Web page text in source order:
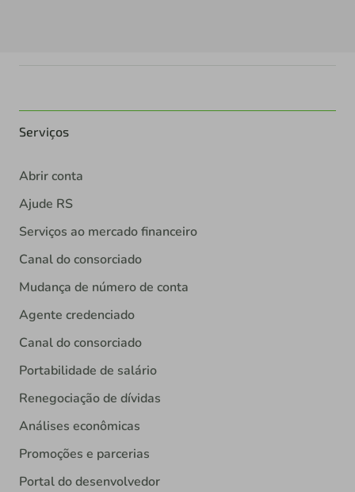
Serviços
Abrir conta
Ajude RS
Serviços ao mercado financeiro
Canal do consorciado
Mudança de número de conta
Agente credenciado
Canal do consorciado
Portabilidade de salário
Renegociação de dívidas
Análises econômicas
Promoções e parcerias
Portal do desenvolvedor